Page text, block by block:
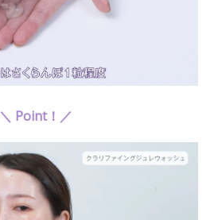
＼ Point！／